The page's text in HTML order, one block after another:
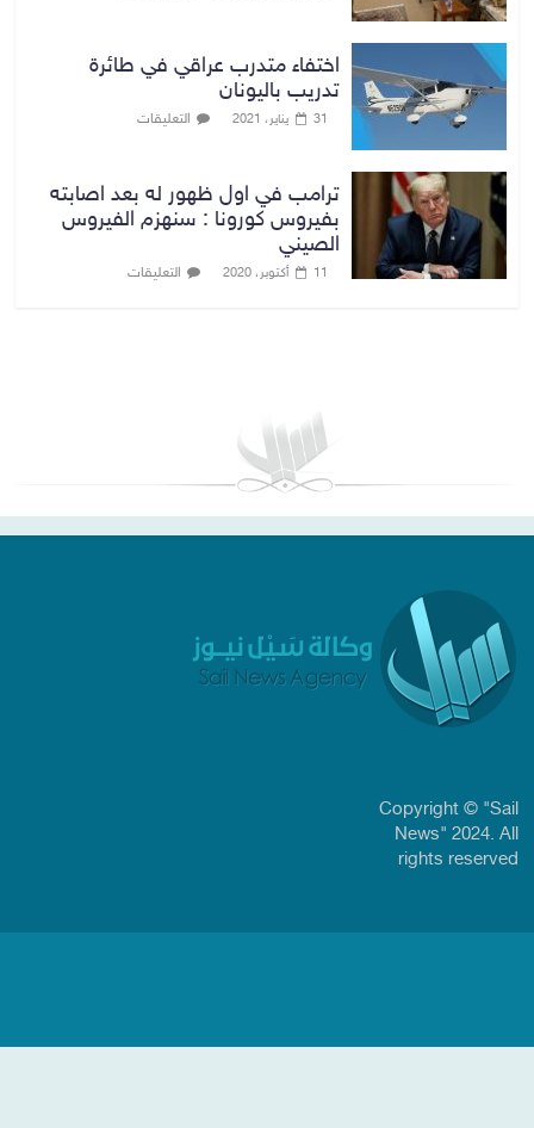
اختفاء متدرب عراقي في طائرة
تدريب باليونان
31 يناير، 2021 التعليقات
ترامب في اول ظهور له بعد اصابته
بفيروس كورونا : سنهزم الفيروس
الصيني
11 أكتوبر، 2020 التعليقات
Copyright © "Sail
News" 2024. All
rights reserved